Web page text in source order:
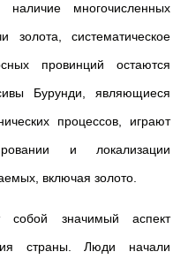
многочисленных
золота, систематическое
провинций остаются
Бурунди, являющиеся
процессов, играют
и локализации
включая золото.
собой значимый аспект
страны. Люди начали